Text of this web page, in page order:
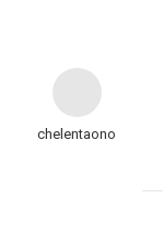
chelentaono